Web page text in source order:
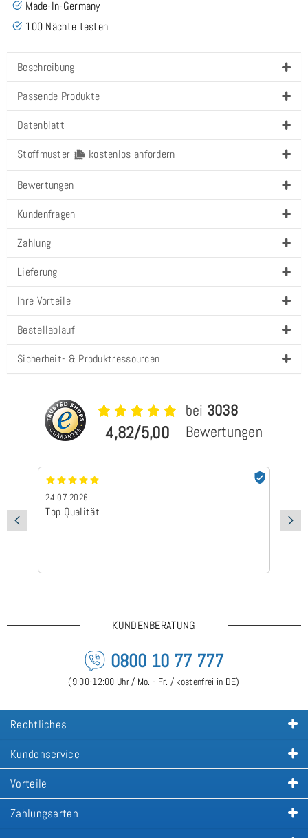
Made-In-Germany
100 Nächte testen
Beschreibung
Passende Produkte
Datenblatt
Stoffmuster kostenlos anfordern
Bewertungen
Kundenfragen
Zahlung
Lieferung
Ihre Vorteile
Bestellablauf
Sicherheit- & Produktressourcen
4,82/5,00
bei 3038
Bewertungen
24.07.2026
Top Qualität
KUNDENBERATUNG
0800 10 77 777
(9:00-12:00 Uhr / Mo. - Fr. / kostenfrei in DE)
Rechtliches
Kundenservice
Vorteile
Zahlungsarten